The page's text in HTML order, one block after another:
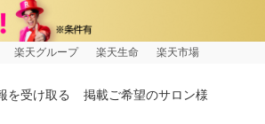
楽天グループ 楽天生命 楽天市場
を受け取る 掲載ご希望のサロン様